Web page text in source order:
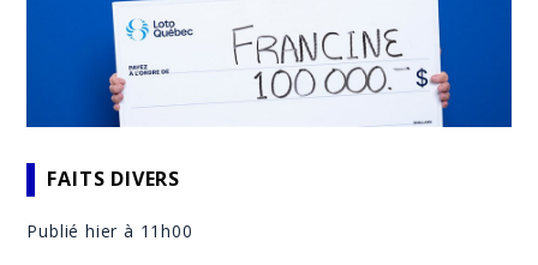
FAITS DIVERS
Publié hier à 11h00